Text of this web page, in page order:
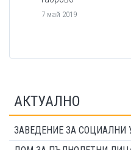
7 май 2019
АКТУАЛНО
ЗАВЕДЕНИЕ ЗА СОЦИАЛНИ